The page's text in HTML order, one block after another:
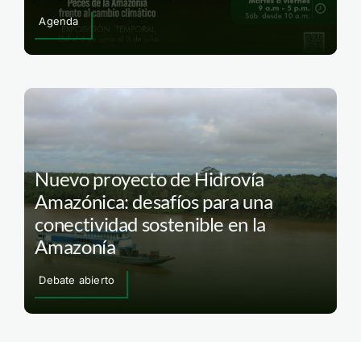
Agenda
Nuevo proyecto de Hidrovía
Amazónica: desafíos para una
conectividad sostenible en la
Amazonía
Debate abierto